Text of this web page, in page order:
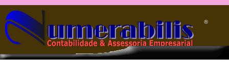
Pular para o conteúdo principal
®️